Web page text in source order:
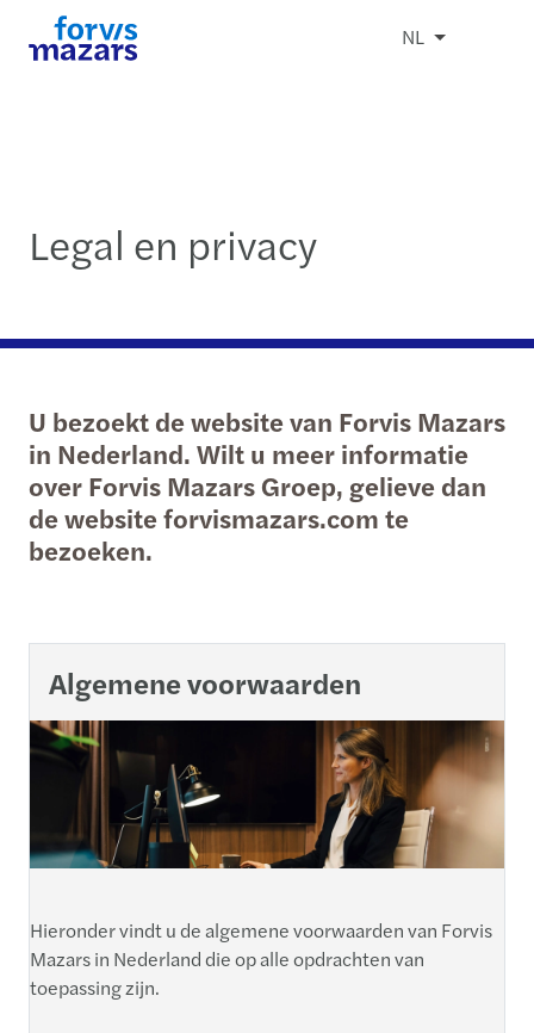
NL
Legal en privacy
U bezoekt de website van Forvis Mazars
in Nederland. Wilt u meer informatie
over Forvis Mazars Groep, gelieve dan
de website forvismazars.com te
bezoeken.
Algemene voorwaarden
Hieronder vindt u de algemene voorwaarden van Forvis
Mazars in Nederland die op alle opdrachten van
toepassing zijn.